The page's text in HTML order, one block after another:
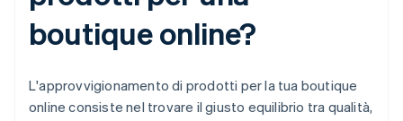
boutique online?
L'approvvigionamento di prodotti per la tua boutique
online consiste nel trovare il giusto equilibrio tra qualità,